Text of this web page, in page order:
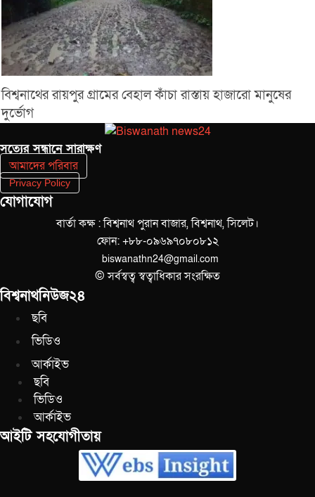
বিশ্বনাথের রায়পুর গ্রামের বেহাল কাঁচা রাস্তায় হাজারো মানুষের
দুর্ভোগ
সত‌্যের সন্ধানে সারাক্ষণ
আমাদের পরিবার
Privacy Policy
যোগাযোগ
বার্তা কক্ষ : বিশ্বনাথ পুরান বাজার, বিশ্বনাথ, সিলেট।
ফোন: +৮৮-০৯৬৯৭০৮০৮১২
biswanathn24@gmail.com
© সর্বস্বত্ব স্বত্বাধিকার সংরক্ষিত
বিশ্বনাথনিউজ২৪
ছবি
ভিডিও
আর্কাইভ
ছবি
ভিডিও
আর্কাইভ
আইটি সহযোগীতায়